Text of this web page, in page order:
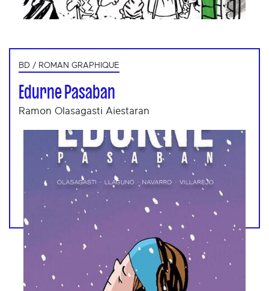
BD / ROMAN GRAPHIQUE
Edurne Pasaban
Ramon Olasagasti Aiestaran